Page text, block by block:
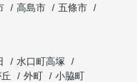
高島市
五條市
水口町高塚
外町
小脇町